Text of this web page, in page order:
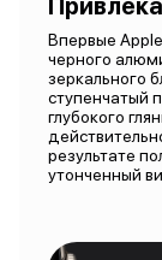
Впервые
черного
зеркального
ступенчатый
глубокого
результате
утонченный